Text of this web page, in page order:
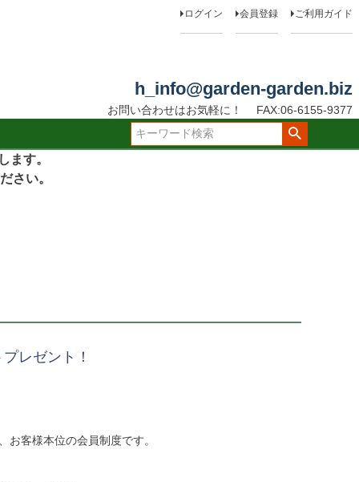
ログイン 会員登録 ご利用ガイド
h_info@garden-garden.biz
お問い合わせはお気軽に！ FAX:06-6155-9377
ます。
さい。
レゼント！
客様本位の会員制度です。